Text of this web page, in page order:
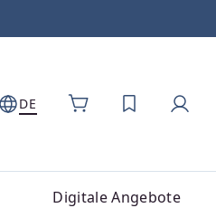
DE DU HAST 0
Digitale Angebote